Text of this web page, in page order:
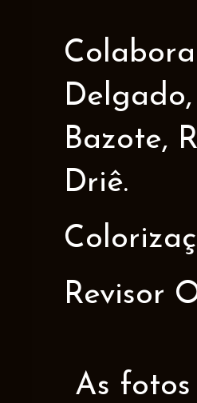
Bazote,
Driê.
Revisor
As